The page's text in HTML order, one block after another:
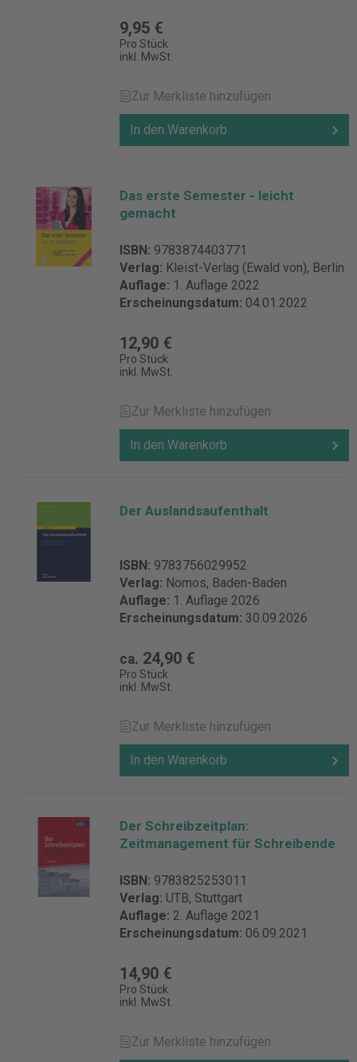
9,95 €
Pro Stück
inkl. MwSt.
Zur Merkliste hinzufügen
In den Warenkorb
Das erste Semester - leicht
gemacht
ISBN: 9783874403771
Verlag: Kleist-Verlag (Ewald von), Berlin
Auflage: 1. Auflage 2022
Erscheinungsdatum: 04.01.2022
12,90 €
Pro Stück
inkl. MwSt.
Zur Merkliste hinzufügen
In den Warenkorb
Der Auslandsaufenthalt
ISBN: 9783756029952
Verlag: Nomos, Baden-Baden
Auflage: 1. Auflage 2026
Erscheinungsdatum: 30.09.2026
ca. 24,90 €
Pro Stück
inkl. MwSt.
Zur Merkliste hinzufügen
In den Warenkorb
Der Schreibzeitplan:
Zeitmanagement für Schreibende
ISBN: 9783825253011
Verlag: UTB, Stuttgart
Auflage: 2. Auflage 2021
Erscheinungsdatum: 06.09.2021
14,90 €
Pro Stück
inkl. MwSt.
Zur Merkliste hinzufügen